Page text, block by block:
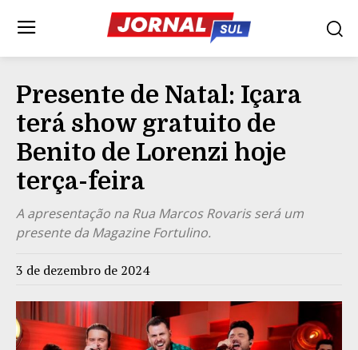
Presente de Natal: Içara
terá show gratuito de
Benito de Lorenzi hoje
terça-feira
A apresentação na Rua Marcos Rovaris será um
presente da Magazine Fortulino.
3 de dezembro de 2024